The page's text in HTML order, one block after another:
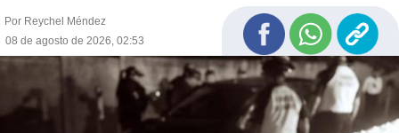
Por Reychel Méndez
08 de agosto de 2026, 02:53